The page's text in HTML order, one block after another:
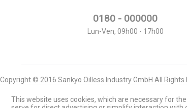
0180 - 000000
Lun-Ven, 09h00 - 17h00
Copyright © 2016 Sankyo Oilless Industry GmbH All Rights
This website uses cookies, which are necessary for